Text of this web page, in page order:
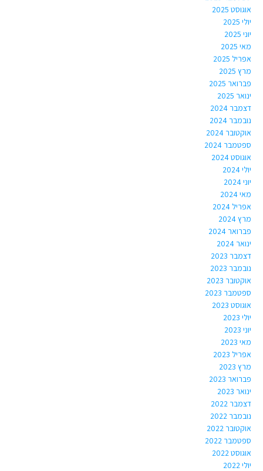
אוגוסט 2025
יולי 2025
יוני 2025
מאי 2025
אפריל 2025
מרץ 2025
פברואר 2025
ינואר 2025
דצמבר 2024
נובמבר 2024
אוקטובר 2024
ספטמבר 2024
אוגוסט 2024
יולי 2024
יוני 2024
מאי 2024
אפריל 2024
מרץ 2024
פברואר 2024
ינואר 2024
דצמבר 2023
נובמבר 2023
אוקטובר 2023
ספטמבר 2023
אוגוסט 2023
יולי 2023
יוני 2023
מאי 2023
אפריל 2023
מרץ 2023
פברואר 2023
ינואר 2023
דצמבר 2022
נובמבר 2022
אוקטובר 2022
ספטמבר 2022
אוגוסט 2022
יולי 2022